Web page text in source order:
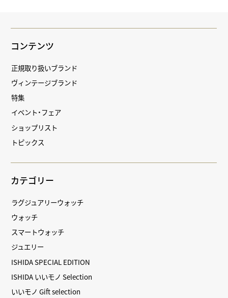
コンテンツ
正規取り扱いブランド
ヴィンテージブランド
特集
イベント・フェア
ショップリスト
トピックス
カテゴリー
ラグジュアリーウォッチ
ウォッチ
スマートウォッチ
ジュエリー
ISHIDA SPECIAL EDITION
ISHIDA いいモノ Selection
いいモノ Gift selection